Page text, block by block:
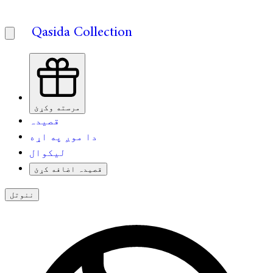
Qasida Collection
مرسته وکړئ
قصیدہ
دا موږ په اړه
لیکوال
قصیدہ اضافه کړئ
ننوتل